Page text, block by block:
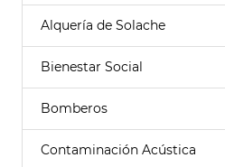
Alquería de Solache
Bienestar Social
Bomberos
Contaminación Acústica